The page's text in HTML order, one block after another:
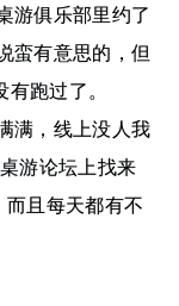
游俱乐部里约了
蛮有意思的，但
跑过了。
满，线上没人我
游论坛上找来
且每天都有不